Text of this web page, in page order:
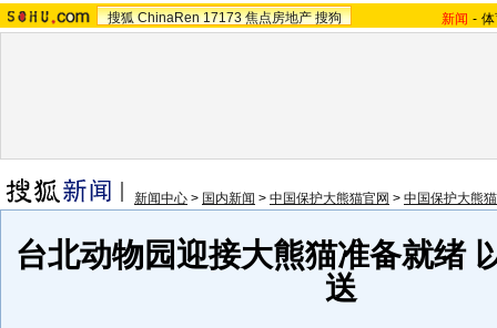
搜狐 ChinaRen 17173 焦点房地产 搜狗 新闻 -
新闻中心 > 国内新闻 > 中国保护大熊猫官网 > 中国保护大熊
台北动物园迎接大熊猫准备就绪
送